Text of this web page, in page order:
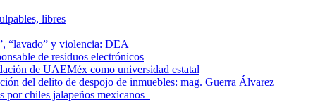
libres
“lavado” y violencia: DEA
de residuos electrónicos
de UAEMéx como universidad estatal
del delito de despojo de inmuebles: mag. Guerra Álvarez
por chiles jalapeños mexicanos